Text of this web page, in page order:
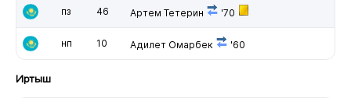
пз 46 Артем Тетерин '70
нп 10 Адилет Омарбек '60
Иртыш